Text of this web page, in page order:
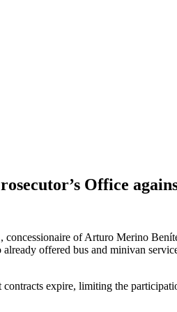
Office
of Arturo Merino
offered bus and minivan
expire, limiting the